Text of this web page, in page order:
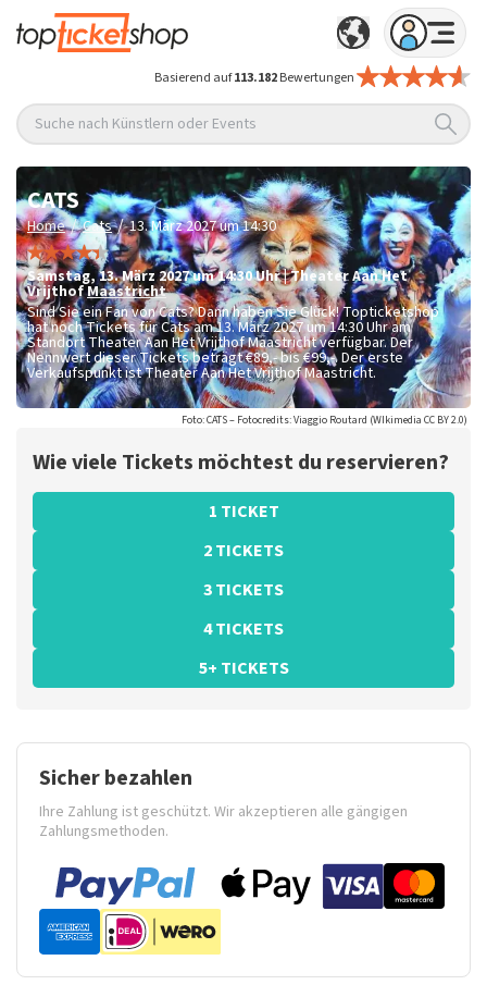
Basierend auf113.182Bewertungen
Suche nach Künstlern oder Events
CATS
Home / Cats / 13. März 2027 um 14:30
Samstag, 13. März 2027 um 14:30Uhr|Theater Aan Het
VrijthofMaastricht
Sind Sie ein Fan von Cats? Dann haben Sie Glück! Topticketshop
hat noch Tickets für Cats am 13. März 2027 um 14:30 Uhr am
Standort Theater Aan Het Vrijthof Maastricht verfügbar. Der
Nennwert dieser Tickets beträgt€89,- bis €99,-. Der erste
Verkaufspunkt ist Theater Aan Het Vrijthof Maastricht.
Foto: CATS – Fotocredits: Viaggio Routard (WIkimedia CC BY 2.0)
Wie viele Tickets möchtest du reservieren?
1 TICKET
2 TICKETS
3 TICKETS
4 TICKETS
5+ TICKETS
Sicher bezahlen
Ihre Zahlung ist geschützt. Wir akzeptieren alle gängigen
Zahlungsmethoden.